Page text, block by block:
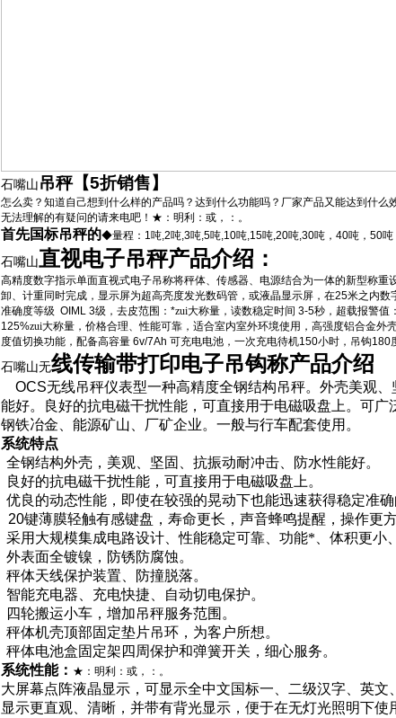
石嘴山 吊秤【5折销售】
怎么卖？知道自己想到什么样的产品吗？达到什么功能吗？厂家产品又能达到什么
无法理解的有疑问的请来电吧！ ★：明利： 或， ： 。
首先国标吊秤的◆量程： 1吨,2吨,3吨,5吨,10吨,15吨,20吨,30吨， 40吨， 50吨
石嘴山直视电子吊秤产品介绍：
高精度数字指示单面直视式电子吊称将秤体、传感器、电源结合为一体的新型称重
卸、计重同时完成，显示屏为超高亮度发光数码管，或液晶显示屏，在25米之内数
准确度等级 OIML 3级，去皮范围： *zui大称量，读数稳定时间 3-5秒，超载报警值：
125%zui大称量，价格合理、性能可靠，适合室内室外环境使用，高强度铝合金外
度值切换功能，配备高容量6v/7Ah 可充电电池，一次充电待机150小时，吊钩180
石嘴山无线传输带打印电子吊钩称产品介绍
OCS无线吊秤仪表型一种高精度全钢结构吊秤。外壳美观
能好。良好的抗电磁干扰性能，可直接用于电磁吸盘上。可广
钢铁冶金、能源矿山、厂矿企业。一般与行车配套使用。
系统特点
全钢结构外壳，美观、坚固、抗振动耐冲击、防水性能好。
良好的抗电磁干扰性能，可直接用于电磁吸盘上。
优良的动态性能，即使在较强的晃动下也能迅速获得稳定准确
20键薄膜轻触有感键盘，寿命更长，声音蜂鸣提醒，操作更方
采用大规模集成电路设计、性能稳定可靠、功能*、体积更小
外表面全镀镍，防锈防腐蚀。
秤体天线保护装置、防撞脱落。
智能充电器、充电快捷、自动切电保护。
四轮搬运小车，增加吊秤服务范围。
秤体机壳顶部固定垫片吊环，为客户所想。
秤体电池盒固定架四周保护和弹簧开关，细心服务。
系统性能： ★：明利： 或， ： 。
大屏幕点阵液晶显示，可显示全中文国标一、二级汉字、英文
显示更直观、清晰，并带有背光显示，便于在无灯光照明下使